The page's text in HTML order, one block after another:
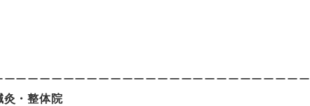
ーーーーーーーーーーーーーーーーーーーーーーーーー
灸・整体院